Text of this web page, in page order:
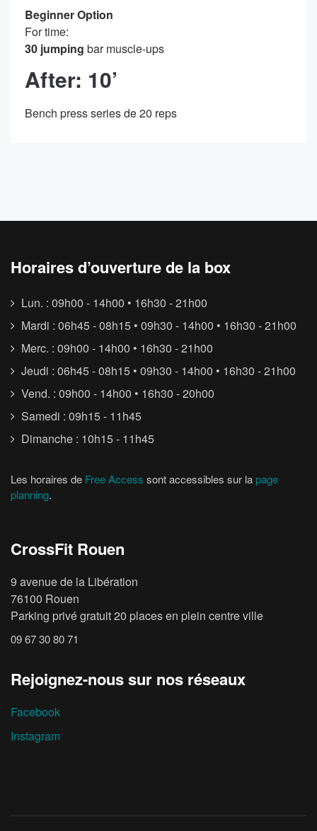
Beginner Option
For time:
30 jumping bar muscle-ups
After: 10’
Bench press series de 20 reps
Horaires d’ouverture de la box
Lun. : 09h00 - 14h00 • 16h30 - 21h00
Mardi : 06h45 - 08h15 • 09h30 - 14h00 • 16h30 - 21h00
Merc. : 09h00 - 14h00 • 16h30 - 21h00
Jeudi : 06h45 - 08h15 • 09h30 - 14h00 • 16h30 - 21h00
Vend. : 09h00 - 14h00 • 16h30 - 20h00
Samedi : 09h15 - 11h45
Dimanche : 10h15 - 11h45
Les horaires de Free Access sont accessibles sur la page
planning.
CrossFit Rouen
9 avenue de la Libération
76100 Rouen
Parking privé gratuit 20 places en plein centre ville
09 67 30 80 71
Rejoignez-nous sur nos réseaux
Facebook
Instagram